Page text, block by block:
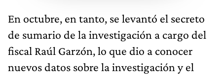
En octubre, en tanto, se levantó el secreto
de sumario de la investigación a cargo del
fiscal Raúl Garzón, lo que dio a conocer
nuevos datos sobre la investigación y el